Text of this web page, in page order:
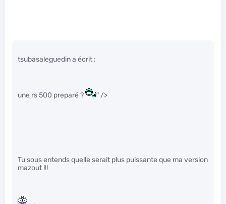
tsubasaleguedin a écrit :
une rs 500 preparé ? " />
Tu sous entends quelle serait plus puissante que ma version
mazout !!!